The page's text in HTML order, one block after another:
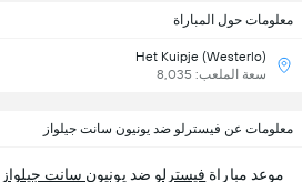
معلومات حول المباراة
Het Kuipje (Westerlo)
سعة الملعب: 8,035
معلومات عن فيسترلو ضد يونيون سانت جيلواز
موعد مباراة فيسترلو ضد يونيون سانت جيلواز